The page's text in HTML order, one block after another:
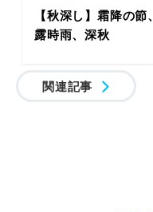
【秋深し】霜降の節、
露時雨、深秋
関連記事